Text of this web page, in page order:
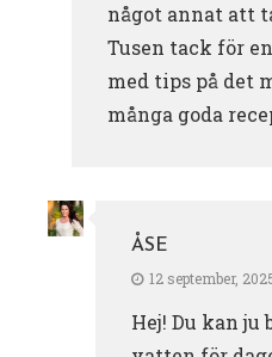
något annat att
Tusen tack för
med tips på det
många goda
ÅSE
12 september,
Hej! Du kan